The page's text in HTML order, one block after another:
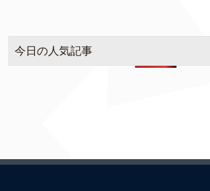
今日の人気記事